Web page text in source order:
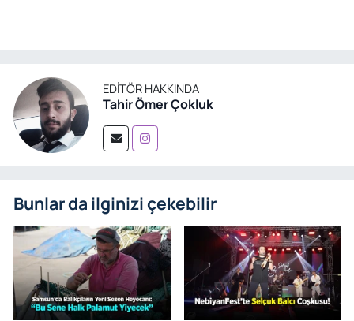
EDITÖR HAKKINDA
Tahir Ömer Çokluk
Bunlar da ilginizi çekebilir